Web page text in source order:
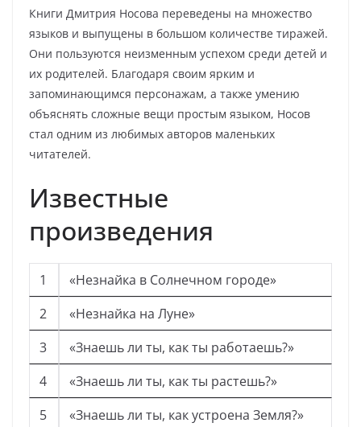
Книги Дмитрия Носова переведены на множество
языков и выпущены в большом количестве тиражей.
Они пользуются неизменным успехом среди детей и
их родителей. Благодаря своим ярким и
запоминающимся персонажам, а также умению
объяснять сложные вещи простым языком, Носов
стал одним из любимых авторов маленьких
читателей.
Известные
произведения
1
«Незнайка в Солнечном городе»
2
«Незнайка на Луне»
3
«Знаешь ли ты, как ты работаешь?»
4
«Знаешь ли ты, как ты растешь?»
5
«Знаешь ли ты, как устроена Земля?»